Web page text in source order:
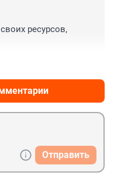
ресурсов,
"хомяка" и
Отправить